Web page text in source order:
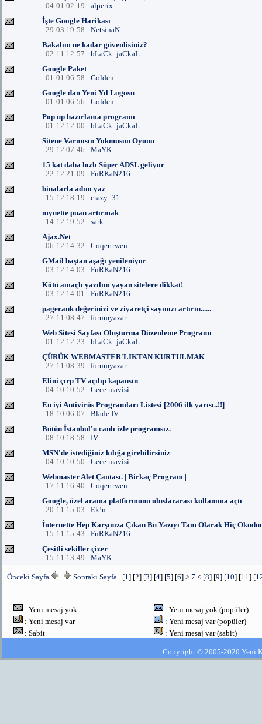
04-01 02:19 : alperix
İşte Google Harikası
29-03 19:58 : NetsinaN
Bakalım ne kadar güvenlisiniz?
02-11 12:57 : bLaCk_jaCkaL
Google Paket
01-01 06:58 : Golden
Google dan Yeni Yıl Logosu
01-01 06:56 : Golden
Pop up hazırlama programı
01-12 12:00 : bLaCk_jaCkaL
Sitene Varmısın Yokmusun Oyunu
29-12 07:46 : MaYK
15 kat daha hızlı Süper ADSL geliyor
22-12 21:09 : FuRKaN216
binalarla adını yaz
15-12 18:19 : crazy_31
mynette puan artırmak
14-12 19:52 : sark
Ajax.Net
06-12 14:32 : Coqertrwen
GMail baştan aşağı yenileniyor
03-12 14:03 : FuRKaN216
Kötü amaçlı yazılım yayan sitelere dikkat!
03-12 14:01 : FuRKaN216
pagerank değerinizi ve ziyaretçi sayınızı artırın......
27-11 08:47 : forumyazar
Web Sitesi Sayfası Oluşturma Düzenleme Programı
01-12 12:23 : bLaCk_jaCkaL
ÇÜRÜK WEBMASTER'LIKTAN KURTULMAK
27-11 08:39 : forumyazar
Elini çırp TV açılıp kapansın
04-10 10:52 : Gece mavisi
En iyi Antivirüs Programları Listesi [2006 ilk yarısı..!!]
18-10 06:07 : Blade IV
Bütün İstanbul'u canlı izle programsız.
08-10 18:58 : IV
MSN'de istediğiniz kılığa girebilirsiniz
04-10 10:50 : Gece mavisi
Webmaster Alet Çantası. | Birkaç Program |
17-11 16:40 : Coqertrwen
Google, özel arama platformunu uluslararası kullanıma açtı
20-11 15:03 : Ek!n
İnternette Hep Karşınıza Çıkan Bu Yazıyı Tam Olarak Hiç
15-11 15:43 : FuRKaN216
Çesitli sekiller çizer
15-11 13:49 : MaYK
Önceki Sayfa Sonraki Sayfa [1] [2] [3] [4] [5] [6] > 7 < [8] [9] [10] [11] [
: Yeni mesaj yok
: Yeni mesaj var
: Sabit
: Yeni mesaj yok (popüler)
: Yeni mesaj var (popüler)
: Yeni mesaj var (sabit)
Copyright © 2005-2020 Yeni